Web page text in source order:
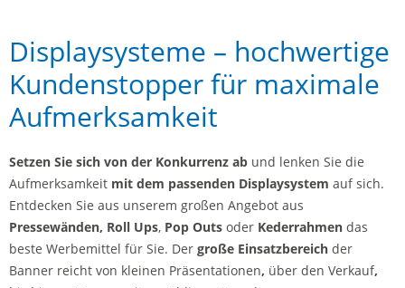
Displaysysteme – hochwertige
Kundenstopper für maximale
Aufmerksamkeit
Setzen Sie sich von der Konkurrenz ab und lenken Sie die
Aufmerksamkeit mit dem passenden Displaysystem auf sich.
Entdecken Sie aus unserem großen Angebot aus
Pressewänden, Roll Ups, Pop Outs oder Kederrahmen das
beste Werbemittel für Sie. Der große Einsatzbereich der
Banner reicht von kleinen Präsentationen, über den Verkauf,